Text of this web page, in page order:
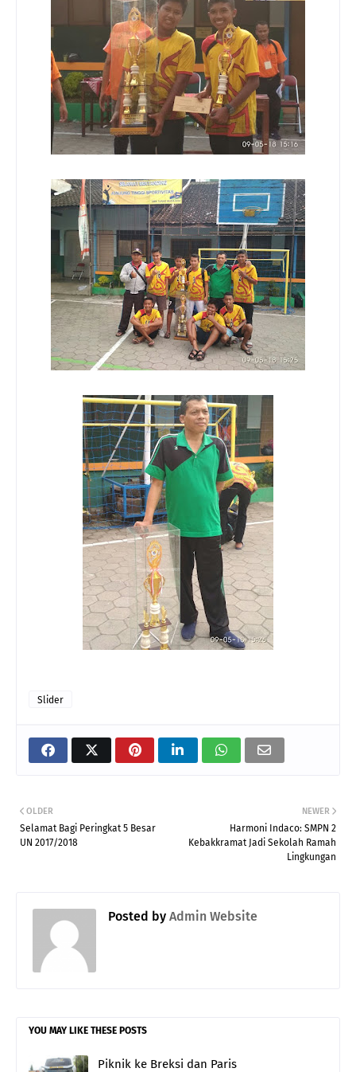
Slider
NEWER
Harmoni Indaco: SMPN 2
Kebakkramat Jadi Sekolah Ramah
Lingkungan
OLDER
Selamat Bagi Peringkat 5 Besar
UN 2017/2018
Posted by Admin Website
YOU MAY LIKE THESE POSTS
Piknik ke Breksi dan Paris